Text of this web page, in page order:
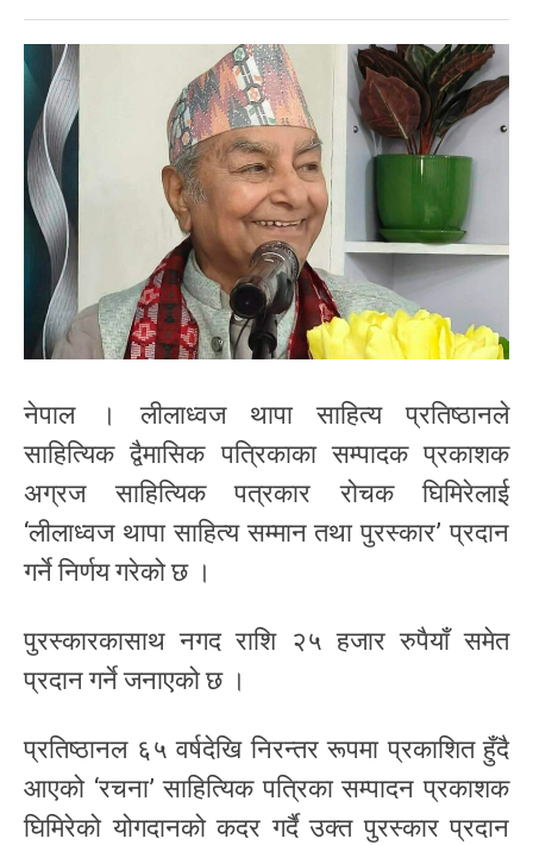
नेपाल । लीलाध्वज थापा साहित्य प्रतिष्ठानले
साहित्यिक द्वैमासिक पत्रिकाका सम्पादक प्रकाशक
अग्रज साहित्यिक पत्रकार रोचक घिमिरेलाई
‘लीलाध्वज थापा साहित्य सम्मान तथा पुरस्कार’ प्रदान
गर्ने निर्णय गरेको छ ।
पुरस्कारकासाथ नगद राशि २५ हजार रुपैयाँ समेत
प्रदान गर्ने जनाएको छ ।
प्रतिष्ठानल ६५ वर्षदेखि निरन्तर रूपमा प्रकाशित हुँदै
आएको ‘रचना’ साहित्यिक पत्रिका सम्पादन प्रकाशक
घिमिरेको योगदानको कदर गर्दै उक्त पुरस्कार प्रदान